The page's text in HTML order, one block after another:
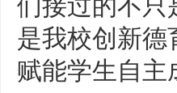
是我校创新
赋能学生自主